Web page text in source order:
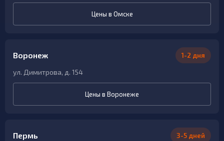
Цены в Омске
Воронеж 1-2 дня
ул. Димитрова, д. 154
Цены в Воронеже
Пермь 3-5 дней